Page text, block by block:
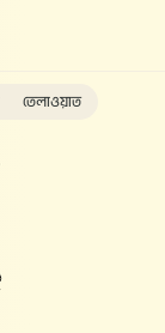
তেলাওয়াত